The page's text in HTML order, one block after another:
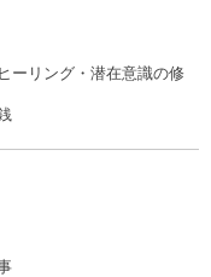
ーリング・潜在意識の修